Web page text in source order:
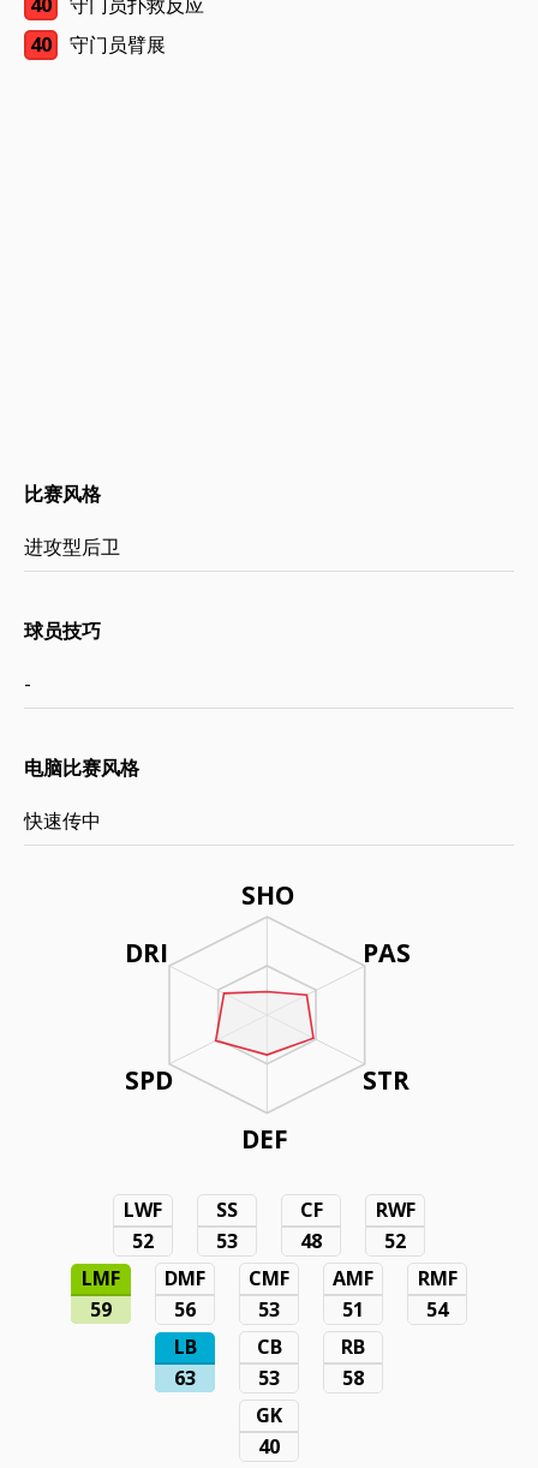
SHO
PAS
STR
DEF
DRI
SPD
LWF
52
SS
53
CF
48
RWF
52
LMF
59
DMF
56
CMF
53
AMF
51
RMF
54
LB
63
CB
53
RB
58
GK
40
40
守门员臂展
比赛风格
进攻型后卫
球员技巧
-
电脑比赛风格
快速传中